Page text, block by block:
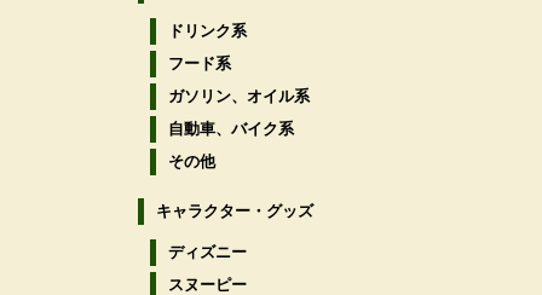
ドリンク系
フード系
ガソリン、オイル系
自動車、バイク系
その他
キャラクター・グッズ
ディズニー
スヌーピー